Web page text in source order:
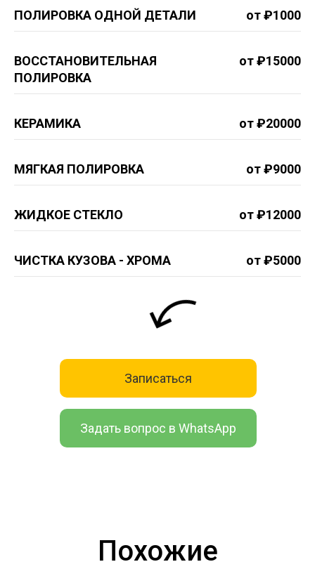
ПОЛИРОВКА ОДНОЙ ДЕТАЛИ от ₽1000
ВОССТАНОВИТЕЛЬНАЯ
ПОЛИРОВКА
от ₽15000
КЕРАМИКА от ₽20000
МЯГКАЯ ПОЛИРОВКА от ₽9000
ЖИДКОЕ СТЕКЛО от ₽12000
ЧИСТКА КУЗОВА - ХРОМА от ₽5000
Задать вопрос в WhatsApp
Записаться
Похожие